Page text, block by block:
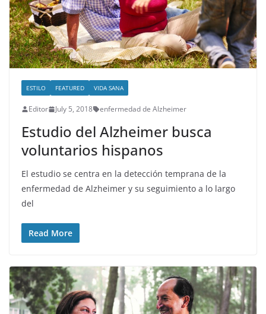
ESTILO FEATURED VIDA SANA
Editor July 5, 2018 enfermedad de Alzheimer
Estudio del Alzheimer busca
voluntarios hispanos
El estudio se centra en la detección temprana de la
enfermedad de Alzheimer y su seguimiento a lo largo
del
Read More